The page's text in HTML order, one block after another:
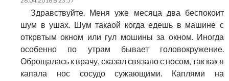
Здравствуйте. Меня уже месяца два беспокоит
шум в ушах. Шум такаой когда едешь в машине с
открвтым окном или гул мошины за окном. Иногда
особенно по утрам бывает головокружение.
Оброщалась к врачу, сказал связано с носом, так как я
капала нос сосудо сужающими. Каплями на